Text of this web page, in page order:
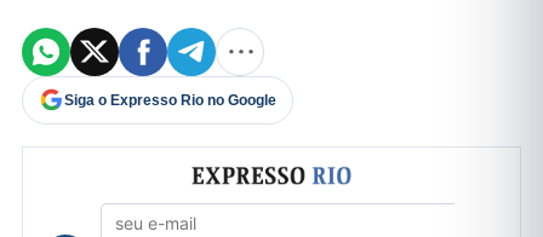
Siga o Expresso Rio no Google
Formulário de cadastro